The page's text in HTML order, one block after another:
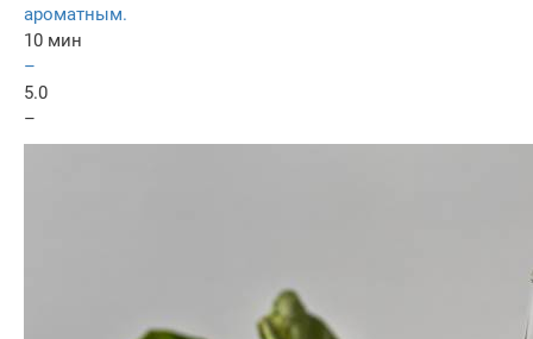
ароматным.
10 мин
–
5.0
–